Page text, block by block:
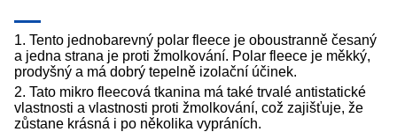
1. Tento jednobarevný polar fleece je oboustranně česaný
a jedna strana je proti žmolkování. Polar fleece je měkký,
prodyšný a má dobrý tepelně izolační účinek.
2. Tato mikro fleecová tkanina má také trvalé antistatické
vlastnosti a vlastnosti proti žmolkování, což zajišťuje, že
zůstane krásná i po několika vypráních.